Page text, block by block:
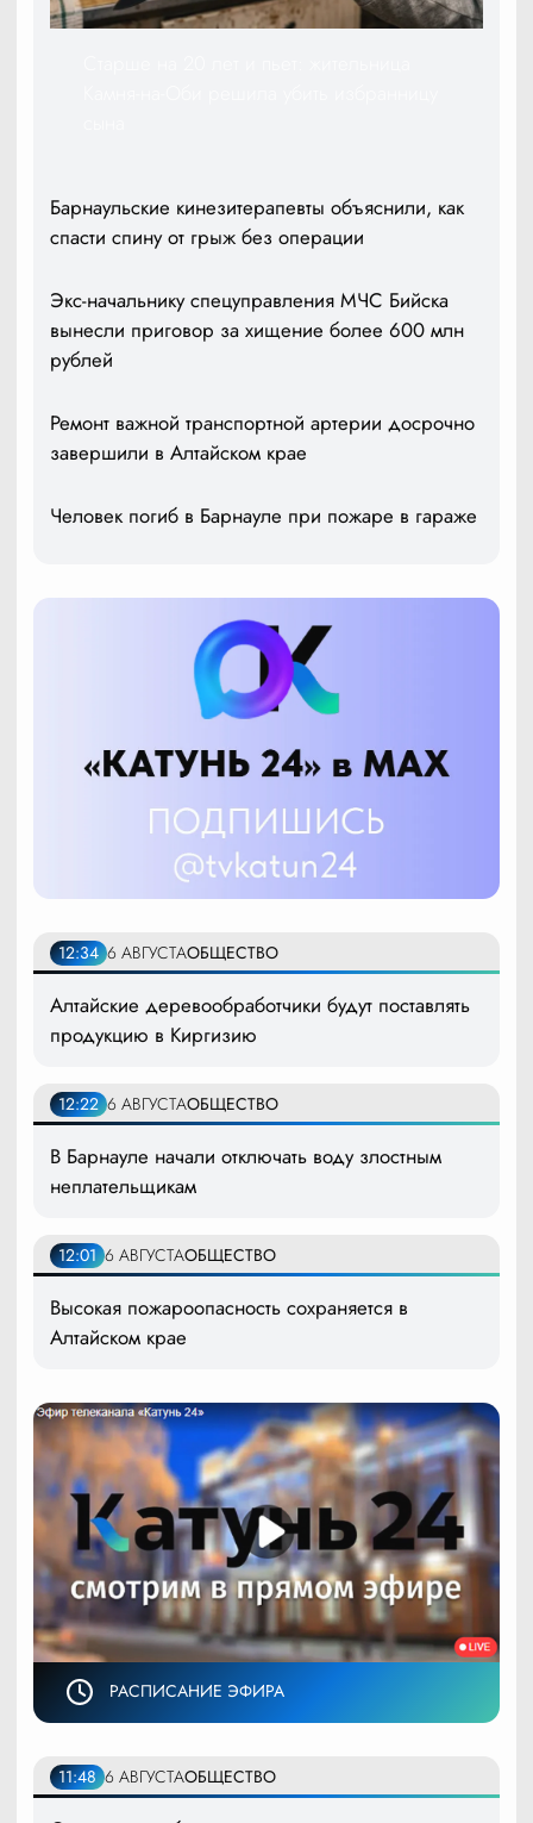
Барнаульские кинезитерапевты объяснили, как
спасти спину от грыж без операции
Экс-начальнику спецуправления МЧС Бийска
вынесли приговор за хищение более 600 млн
рублей
Ремонт важной транспортной артерии досрочно
завершили в Алтайском крае
Человек погиб в Барнауле при пожаре в гараже
12:34 6 АВГУСТАОБЩЕСТВО
Алтайские деревообработчики будут поставлять
продукцию в Киргизию
12:22 6 АВГУСТАОБЩЕСТВО
В Барнауле начали отключать воду злостным
неплательщикам
12:01 6 АВГУСТАОБЩЕСТВО
Высокая пожароопасность сохраняется в
Алтайском крае
РАСПИСАНИЕ ЭФИРА
11:48 6 АВГУСТАОБЩЕСТВО